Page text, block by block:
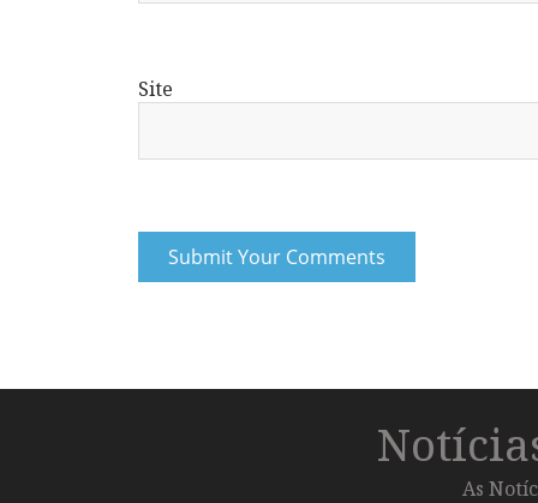
Site
As